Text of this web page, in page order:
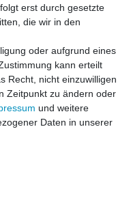
erst durch gesetzte
die wir in den
oder aufgrund eines
kann erteilt
Recht, nicht einzuwilligen
Zeitpunkt zu ändern oder
und weitere
Daten in unserer